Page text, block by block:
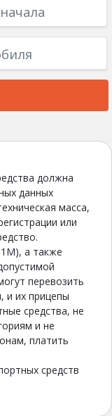
должна
данных
масса,
или
а также
перевозить
и их прицепы
средства, не
и не
платить
средств